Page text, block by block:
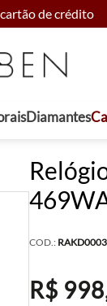
de crédito
Diamantes
COD.: RAKD0003
R$ 998